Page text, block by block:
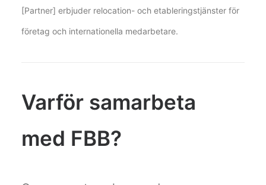
[Partner] erbjuder relocation- och etableringstjänster för
företag och internationella medarbetare.
Varför samarbeta
med FBB?